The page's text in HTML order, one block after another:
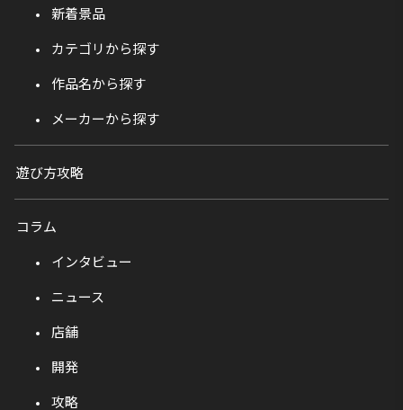
新着景品
カテゴリから探す
作品名から探す
メーカーから探す
遊び方攻略
コラム
インタビュー
ニュース
店舗
開発
攻略